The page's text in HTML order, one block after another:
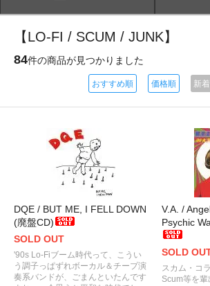
【LO-FI / SCUM / JUNK】
84件の商品が見つかりました
おすすめ順 価格順 新
DQE / BUT ME, I FELL DOWN
(廃盤CD)
SOLD OUT
'90s Lo-Fiブーム時代って、こうい
う調子っぱずれボーカル＆チープ演
奏系バンドが、ごまんといたんです
V.A. /
Psychic
SOLD
スカム・コ
Scum等を